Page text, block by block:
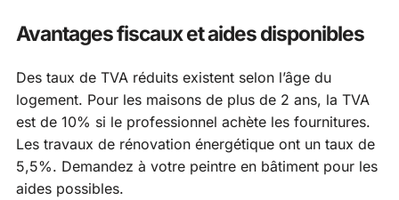
Avantages fiscaux et aides disponibles
Des taux de TVA réduits existent selon l’âge du
logement. Pour les maisons de plus de 2 ans, la TVA
est de 10% si le professionnel achète les fournitures.
Les travaux de rénovation énergétique ont un taux de
5,5%. Demandez à votre peintre en bâtiment pour les
aides possibles.